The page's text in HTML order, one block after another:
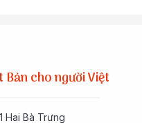
Bản cho người Việt
Hai Bà Trưng